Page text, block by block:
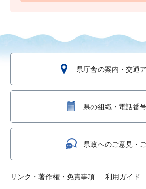
県庁舎の案内・交通
県の組織・電話番
県政へのご意見・
リンク・著作権・免責事項 利用ガイド